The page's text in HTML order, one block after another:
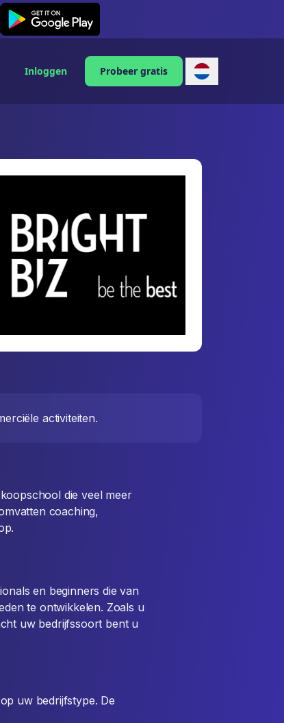
Leexi on Android
Inloggen Probeer gratis
activiteiten.
die veel meer
coaching,
en beginners die van
te ontwikkelen. Zoals u
uw bedrijfssoort bent u
uw bedrijfstype. De